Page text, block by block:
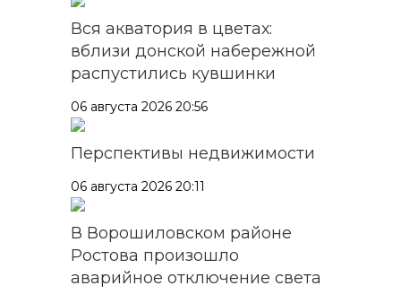
Вся акватория в цветах:
вблизи донской набережной
распустились кувшинки
06 августа 2026 20:56
Перспективы недвижимости
06 августа 2026 20:11
В Ворошиловском районе
Ростова произошло
аварийное отключение света